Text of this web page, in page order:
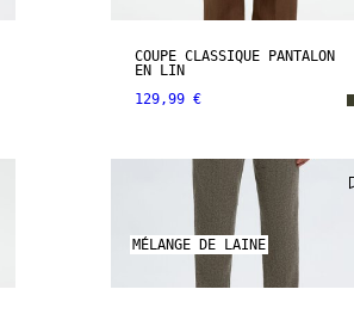
COUPE CLASSIQUE PANTALON
EN LIN
129,99 €
MÉLANGE DE LAINE